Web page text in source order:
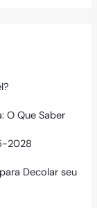
O Que Saber
2028
Decolar seu